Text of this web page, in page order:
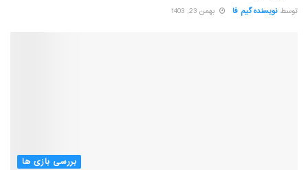
توسط نویسنده گیم فا بهمن 23, 1403
بررسی بازی ها